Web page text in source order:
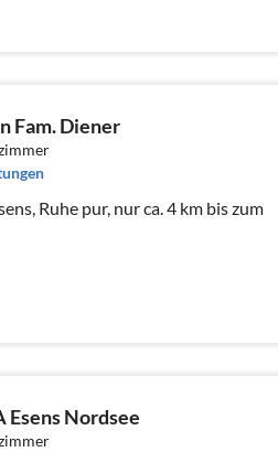
Fam. Diener
Ruhe pur, nur ca. 4 km bis zum
Esens Nordsee